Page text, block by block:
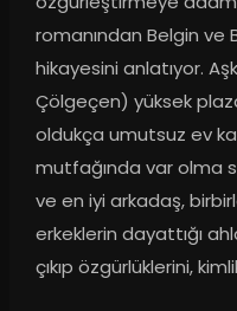
romanından Belgin ve
hikayesini anlatıyor.
Çölgeçen) yüksek
oldukça umutsuz ev
mutfağında var olma
ve en iyi arkadaş,
erkeklerin dayattığı
çıkıp özgürlüklerini,